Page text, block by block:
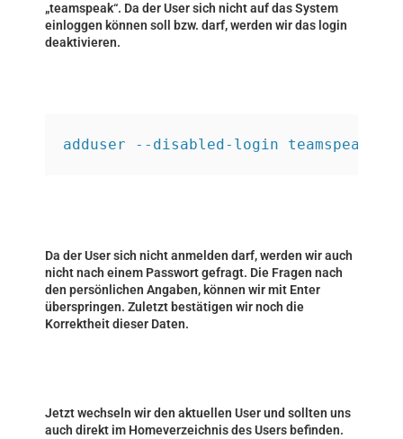
„teamspeak“. Da der User sich nicht auf das System
einloggen können soll bzw. darf, werden wir das login
deaktivieren.
adduser --disabled-login teamspeak
Da der User sich nicht anmelden darf, werden wir auch
nicht nach einem Passwort gefragt. Die Fragen nach
den persönlichen Angaben, können wir mit Enter
überspringen. Zuletzt bestätigen wir noch die
Korrektheit dieser Daten.
Jetzt wechseln wir den aktuellen User und sollten uns
auch direkt im Homeverzeichnis des Users befinden.